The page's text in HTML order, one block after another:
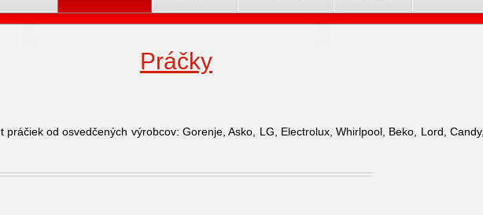
Práčky
práčiek od osvedčených výrobcov: Gorenje, Asko, LG, Electrolux, Whirlpool, Beko, Lord, Candy,